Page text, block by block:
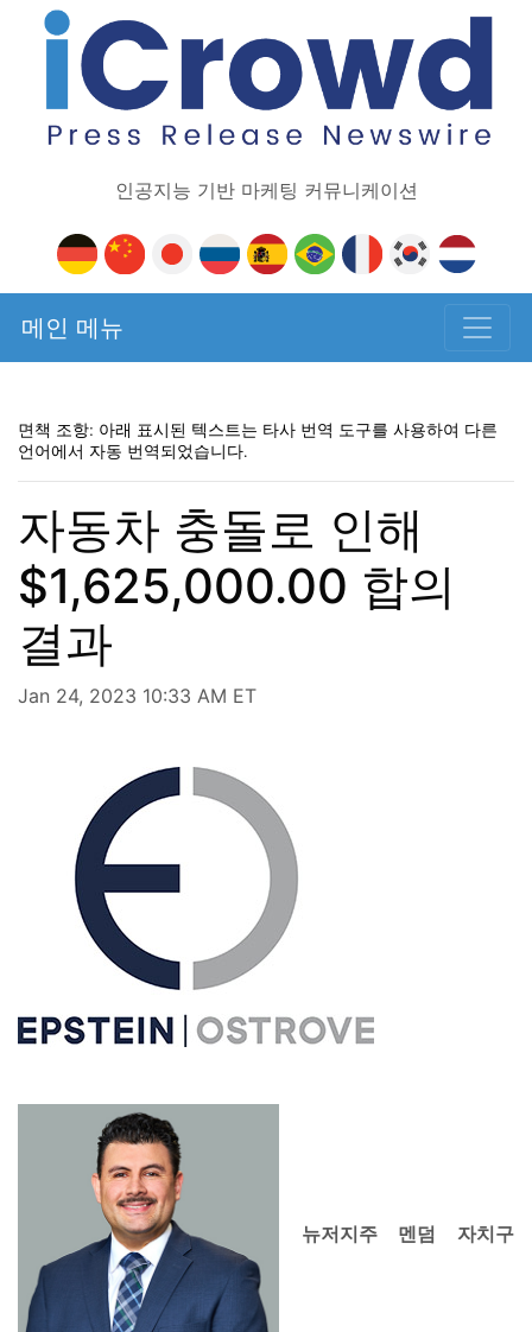
인공지능 기반 마케팅 커뮤니케이션
메인 메뉴
면책 조항: 아래 표시된 텍스트는 타사 번역 도구를 사용하여 다른
언어에서 자동 번역되었습니다.
자동차 충돌로 인해
$1,625,000.00 합의
결과
Jan 24, 2023 10:33 AM ET
뉴저지주 멘덤 자치구